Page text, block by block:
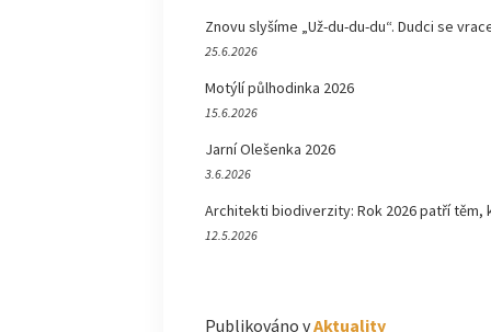
Znovu slyšíme „Už-du-du-du“. Dudci se
25.6.2026
Motýlí půlhodinka 2026
15.6.2026
Jarní Olešenka 2026
3.6.2026
Architekti biodiverzity: Rok 2026 patří těm,
12.5.2026
Publikováno vAktuality